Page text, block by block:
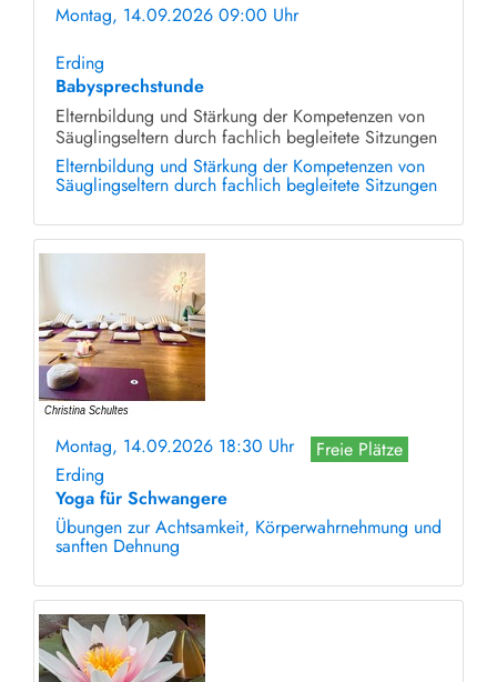
Montag, 14.09.2026 09:00 Uhr
Erding
Babysprechstunde
Elternbildung und Stärkung der Kompetenzen von
Säuglingseltern durch fachlich begleitete Sitzungen
Elternbildung und Stärkung der Kompetenzen von
Säuglingseltern durch fachlich begleitete Sitzungen
Montag, 14.09.2026 18:30 Uhr
Freie Plätze
Erding
Yoga für Schwangere
Übungen zur Achtsamkeit, Körperwahrnehmung und
sanften Dehnung